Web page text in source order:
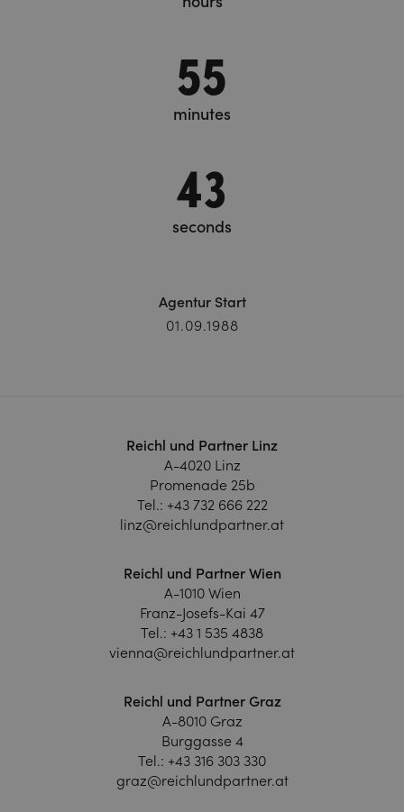
55
minutes
44
seconds
Agentur Start
01.09.1988
Reichl und Partner Linz
A-4020 Linz
Promenade 25b
Tel.: +43 732 666 222
linz@reichlundpartner.at
Reichl und Partner Wien
A-1010 Wien
Franz-Josefs-Kai 47
Tel.: +43 1 535 4838
vienna@reichlundpartner.at
Reichl und Partner Graz
A-8010 Graz
Burggasse 4
Tel.: +43 316 303 330
graz@reichlundpartner.at